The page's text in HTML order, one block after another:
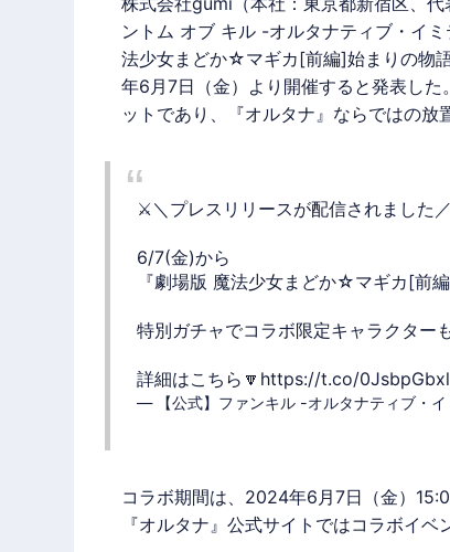
ントム オブ キル -オルタナティブ・イ
法少女まどか☆マギカ[前編]始まりの物
年6月7日（金）より開催すると発表し
ットであり、『オルタナ』ならではの放
⚔️＼プレスリリースが配信されました
6/7(金)から
『劇場版 魔法少女まどか☆マギカ[前
特別ガチャでコラボ限定キャラクター
詳細はこちら🔽 https://t.co/
— 【公式】ファンキル -オルタナティブ・
コラボ期間は、2024年6月7日（金）
『オルタナ』公式サイトではコラボイ